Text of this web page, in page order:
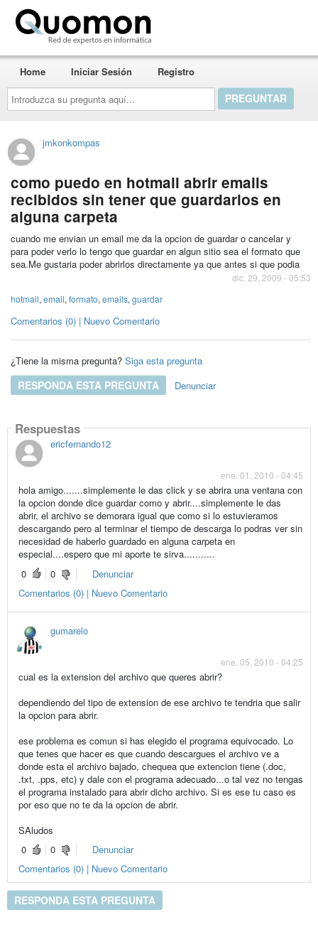
Introduzca
su
pregunta
aquí...
Home Iniciar Sesión Registro
jmkonkompas
como puedo en hotmail abrir emails
recibidos sin tener que guardarlos en
alguna carpeta
cuando me envian un email me da la opcion de guardar o cancelar y
para poder verlo lo tengo que guardar en algun sitio sea el formato que
sea.Me gustaria poder abrirlos directamente ya que antes si que podia
dic. 29, 2009 - 05:53
hotmail, email, formato, emails, guardar
Comentarios (0) | Nuevo Comentario
¿Tiene la misma pregunta? Siga esta pregunta
RESPONDA ESTA PREGUNTA Denunciar
Respuestas
ericfernando12
ene. 01, 2010 - 04:45
hola amigo.......simplemente le das click y se abrira una ventana con
la opcion donde dice guardar como y abrir....simplemente le das
abrir, el archivo se demorara igual que como si lo estuvieramos
descargando pero al terminar el tiempo de descarga lo podras ver sin
necesidad de haberlo guardado en alguna carpeta en
especial....espero que mi aporte te sirva...........
0
0
Denunciar
Comentarios (0) | Nuevo Comentario
gumarelo
ene. 05, 2010 - 04:25
cual es la extension del archivo que queres abrir?
dependiendo del tipo de extension de ese archivo te tendria que salir
la opcion para abrir.
ese problema es comun si has elegido el programa equivocado. Lo
que tenes que hacer es que cuando descargues el archivo ve a
donde esta el archivo bajado, chequea que extencion tiene (.doc,
.txt, .pps, etc) y dale con el programa adecuado...o tal vez no tengas
el programa instalado para abrir dicho archivo. Si es ese tu caso es
por eso que no te da la opcion de abrir.
SAludos
0
0
Denunciar
Comentarios (0) | Nuevo Comentario
RESPONDA ESTA PREGUNTA